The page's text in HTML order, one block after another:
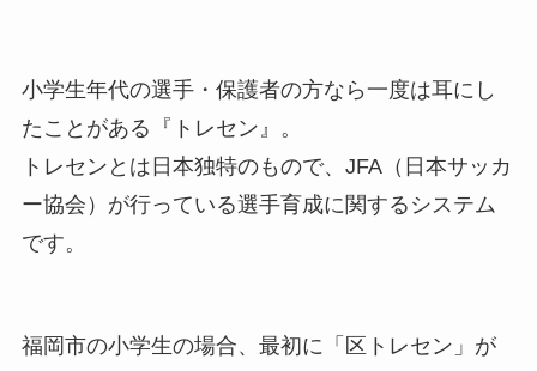
小学生年代の選手・保護者の方なら一度は耳にし
たことがある『トレセン』。
トレセンとは日本独特のもので、JFA（日本サッカ
ー協会）が行っている選手育成に関するシステム
です。
福岡市の小学生の場合、最初に「区トレセン」が